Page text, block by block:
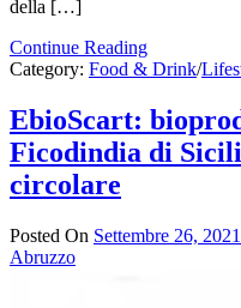
della […]
Continue Reading
Category: Food & Drink/
EbioScart:
Ficodindia di
circolare
Posted On Settembre 26, 2021
Abruzzo